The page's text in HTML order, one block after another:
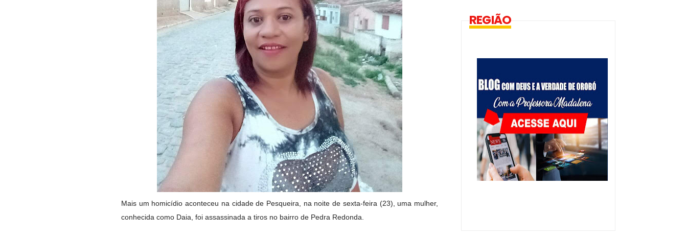
Mais um homicídio aconteceu na cidade de Pesqueira, na noite de sexta-feira (23), uma mulher,
conhecida como Daia, foi assassinada a tiros no bairro de Pedra Redonda.
REGIÃO